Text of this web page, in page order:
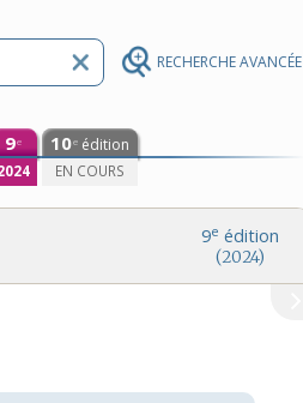
RECHERCHE AVANCÉE
9e 10e édition
EN COURS
9e édition
(2024)